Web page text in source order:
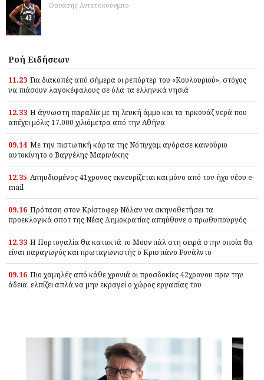
Θανάσης Αντετοκούνμπο
Ροή Ειδήσεων
11.23 Για διακοπές από σήμερα οι ρεπόρτερ του «Κουλουριού», στόχος
να πιάσουν λαγοκέφαλους σε όλα τα ελληνικά νησιά
12.33 Η άγνωστη παραλία με τη λευκή άμμο και τα τιρκουάζ νερά που
απέχει μόλις 17.000 χιλιόμετρα από την Αθήνα
09.14 Με την πιστωτική κάρτα της Νότιγχαμ αγόρασε καινούριο
αυτοκίνητο ο Βαγγέλης Μαρινάκης
12.35 Απηυδισμένος 41χρονος εκνευρίζεται και μόνο από τον ήχο νέου e-
mail
09.16 Πρόταση στον Κρίστοφερ Νόλαν να σκηνοθετήσει τα
προεκλογικά σποτ της Νέας Δημοκρατίας απηύθυνε ο πρωθυπουργός
12.33 Η Πορτογαλία θα κατακτά το Μουντιάλ στη σειρά στην οποία θα
είναι παραγωγός και πρωταγωνιστής ο Κριστιάνο Ρονάλντο
09.16 Πιο χαμηλές από κάθε χρονιά οι προσδοκίες 42χρονου πριν την
άδεια, ελπίζει απλά να μην εκραγεί ο χώρος εργασίας του